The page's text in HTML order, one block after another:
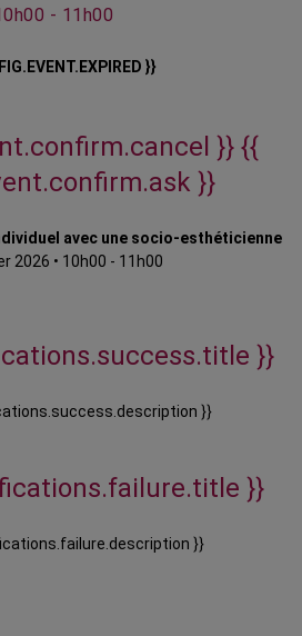
- 11h00
}}
}} {{
}}
avec une socio-esthéticienne
2026 • 10h00 - 11h00
}}
}}
}}
}}